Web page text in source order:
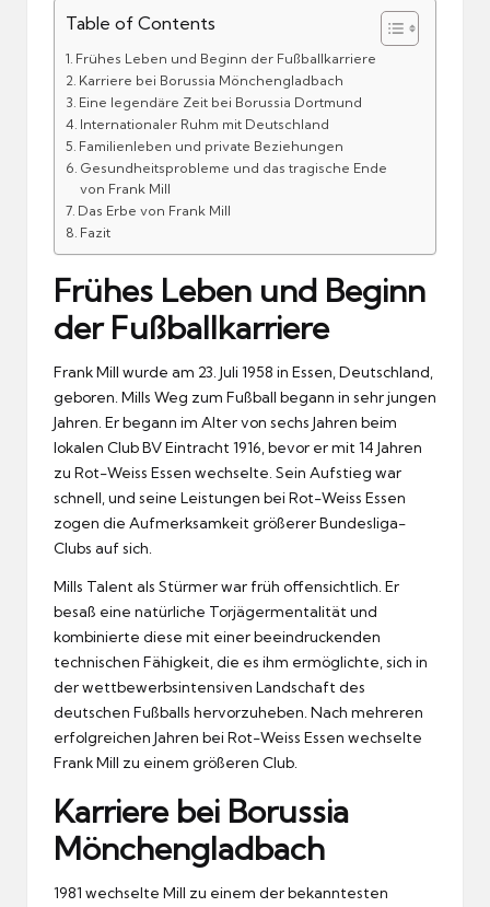
Table of Contents
Frühes Leben und Beginn der Fußballkarriere
Karriere bei Borussia Mönchengladbach
Eine legendäre Zeit bei Borussia Dortmund
Internationaler Ruhm mit Deutschland
Familienleben und private Beziehungen
Gesundheitsprobleme und das tragische Ende
von Frank Mill
Das Erbe von Frank Mill
Fazit
Frühes Leben und Beginn
der Fußballkarriere
Frank Mill wurde am 23. Juli 1958 in Essen, Deutschland,
geboren. Mills Weg zum Fußball begann in sehr jungen
Jahren. Er begann im Alter von sechs Jahren beim
lokalen Club BV Eintracht 1916, bevor er mit 14 Jahren
zu Rot-Weiss Essen wechselte. Sein Aufstieg war
schnell, und seine Leistungen bei Rot-Weiss Essen
zogen die Aufmerksamkeit größerer Bundesliga-
Clubs auf sich.
Mills Talent als Stürmer war früh offensichtlich. Er
besaß eine natürliche Torjägermentalität und
kombinierte diese mit einer beeindruckenden
technischen Fähigkeit, die es ihm ermöglichte, sich in
der wettbewerbsintensiven Landschaft des
deutschen Fußballs hervorzuheben. Nach mehreren
erfolgreichen Jahren bei Rot-Weiss Essen wechselte
Frank Mill zu einem größeren Club.
Karriere bei Borussia
Mönchengladbach
1981 wechselte Mill zu einem der bekanntesten